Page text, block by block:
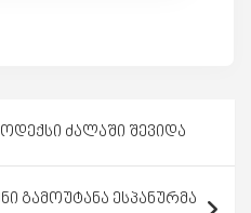
ძალაში შევიდა
გამოუტანა ესპანურმა